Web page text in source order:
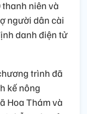
niên và
người dân cài
danh điện tử
trình đã
kế nông
Hoa Thám và